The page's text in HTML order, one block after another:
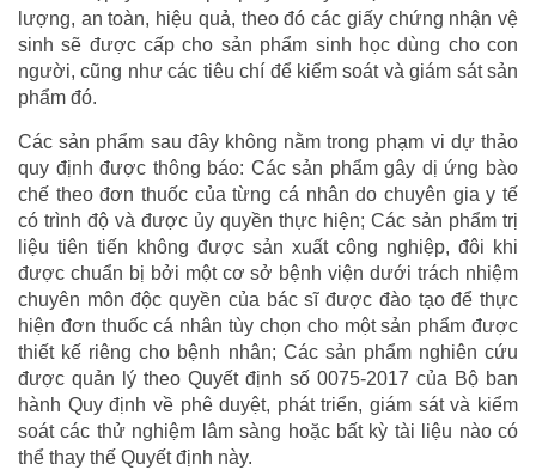
lượng, an toàn, hiệu quả, theo đó các giấy chứng nhận vệ
sinh sẽ được cấp cho sản phẩm sinh học dùng cho con
người, cũng như các tiêu chí để kiểm soát và giám sát sản
phẩm đó.
Các sản phẩm sau đây không nằm trong phạm vi dự thảo
quy định được thông báo: Các sản phẩm gây dị ứng bào
chế theo đơn thuốc của từng cá nhân do chuyên gia y tế
có trình độ và được ủy quyền thực hiện; Các sản phẩm trị
liệu tiên tiến không được sản xuất công nghiệp, đôi khi
được chuẩn bị bởi một cơ sở bệnh viện dưới trách nhiệm
chuyên môn độc quyền của bác sĩ được đào tạo để thực
hiện đơn thuốc cá nhân tùy chọn cho một sản phẩm được
thiết kế riêng cho bệnh nhân; Các sản phẩm nghiên cứu
được quản lý theo Quyết định số 0075-2017 của Bộ ban
hành Quy định về phê duyệt, phát triển, giám sát và kiểm
soát các thử nghiệm lâm sàng hoặc bất kỳ tài liệu nào có
thể thay thế Quyết định này.